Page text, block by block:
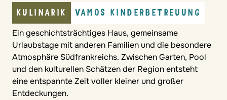
KULINARIK VAMOS KINDERBETREUUNG
Ein geschichtsträchtiges Haus, gemeinsame
Urlaubstage mit anderen Familien und die besondere
Atmosphäre Südfrankreichs. Zwischen Garten, Pool
und den kulturellen Schätzen der Region entsteht
eine entspannte Zeit voller kleiner und großer
Entdeckungen.